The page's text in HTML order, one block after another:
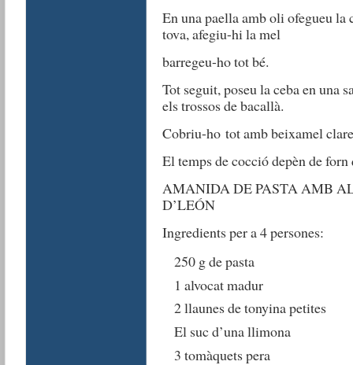
En una paella amb oli ofegueu
tova, afegiu-hi la mel
barregeu-ho tot bé.
Tot seguit, poseu la ceba en una
els trossos de bacallà.
Cobriu-ho tot amb beixamel
El temps de cocció depèn de forn
AMANIDA DE PASTA AMB
D’LEÓN
Ingredients per a 4 persones:
250 g de pasta
1 alvocat madur
2 llaunes de tonyina petites
El suc d’una llimona
3 tomàquets pera